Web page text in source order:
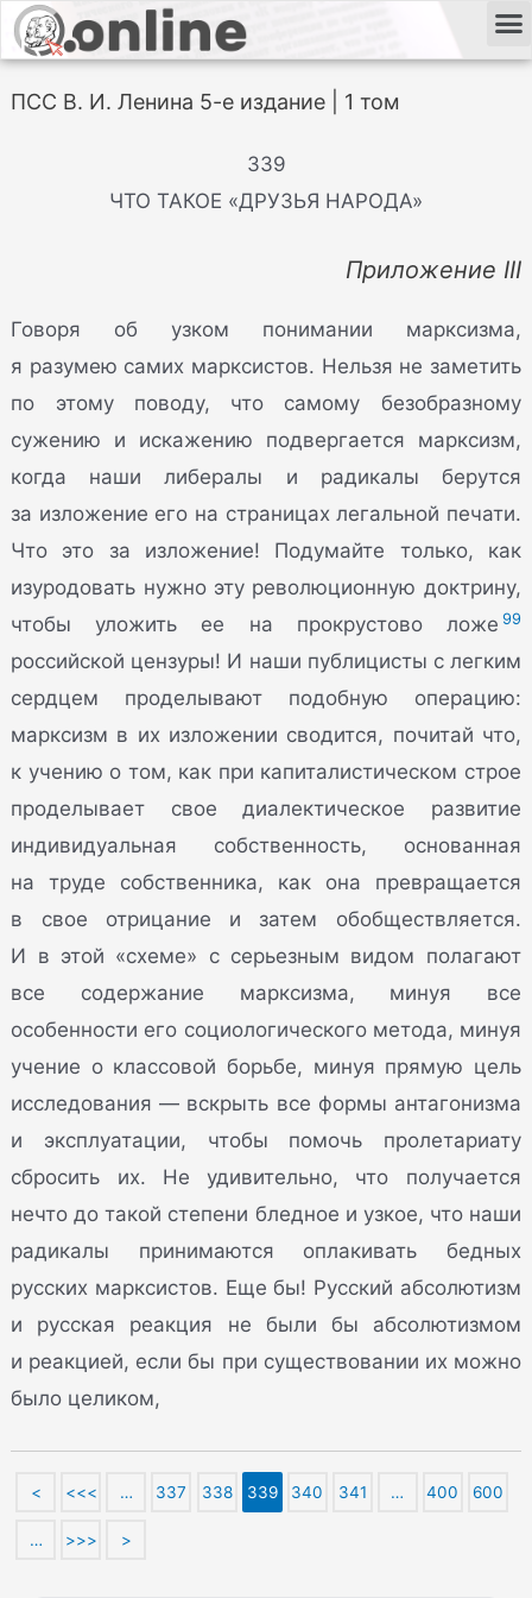
ПСС В. И. Ленина 5-е издание | 1 том
339
ЧТО ТАКОЕ «ДРУЗЬЯ НАРОДА»
Приложение III
Говоря об узком понимании марксизма,
я разумею самих марксистов. Нельзя не заметить
по этому поводу, что самому безобразному
сужению и искажению подвергается марксизм,
когда наши либералы и радикалы берутся
за изложение его на страницах легальной печати.
Что это за изложение! Подумайте только, как
изуродовать нужно эту революционную доктрину,
чтобы уложить ее на прокрустово ложе 99
российской цензуры! И наши публицисты с легким
сердцем проделывают подобную операцию:
марксизм в их изложении сводится, почитай что,
к учению о том, как при капиталистическом строе
проделывает свое диалектическое развитие
индивидуальная собственность, основанная
на труде собственника, как она превращается
в свое отрицание и затем обобществляется.
И в этой «схеме» с серьезным видом полагают
все содержание марксизма, минуя все
особенности его социологического метода, минуя
учение о классовой борьбе, минуя прямую цель
исследования — вскрыть все формы антагонизма
и эксплуатации, чтобы помочь пролетариату
сбросить их. Не удивительно, что получается
нечто до такой степени бледное и узкое, что наши
радикалы принимаются оплакивать бедных
русских марксистов. Еще бы! Русский абсолютизм
и русская реакция не были бы абсолютизмом
и реакцией, если бы при существовании их можно
было целиком,
< <<< … 337 338 339 340 341 … 400 600
… >>> >